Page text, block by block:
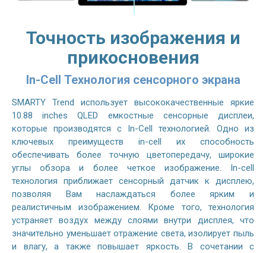
Точность изображения и
прикосновения
In-Cell Технология сенсорного экрана
SMARTY Trend использует высококачественные яркие
10.88 inches QLED емкостные сенсорные дисплеи,
которые производятся с In-Cell технологией. Одно из
ключевых преимуществ in-cell их способность
обеспечивать более точную цветопередачу, широкие
углы обзора и более четкое изображение. In-cell
технология приближает сенсорный датчик к дисплею,
позволяя Вам наслаждаться более ярким и
реалистичным изображением. Кроме того, технология
устраняет воздух между слоями внутри дисплея, что
значительно уменьшает отражение света, изолирует пыль
и влагу, а также повышает яркость. В сочетании с